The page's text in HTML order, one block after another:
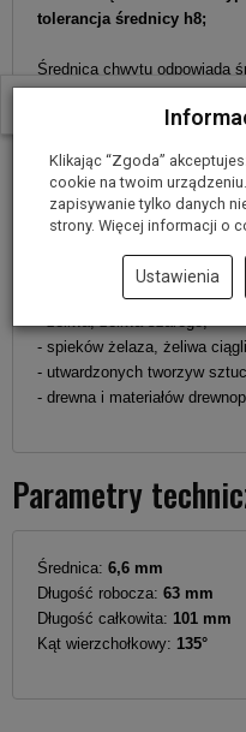
tolerancja średnicy h8;
Średnica chwytu odpowiada
Kolor wiertła – metaliczny;
Zastosowanie w obróbce:
- stali stopowych i
- metali nieżelaznych;
- stali narzędziowej;
- miedzi, brązu, aluminium;
- spieków żelaza, żeliwa
- utwardzonych tworzyw
- drewna i materiałów
Parametry
Średnica: 6,6 mm
Długość robocza: 63 mm
Długość całkowita: 101 mm
Kąt wierzchołkowy: 135°
W ostatnich 30 dniach
Klikając “Zgoda”
cookie na twoim
zapisywanie tylko danych
strony. Więcej informacji o
Ustawienia